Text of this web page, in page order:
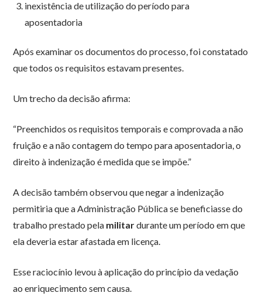
inexistência de utilização do período para
aposentadoria
Após examinar os documentos do processo, foi constatado
que todos os requisitos estavam presentes.
Um trecho da decisão afirma:
“Preenchidos os requisitos temporais e comprovada a não
fruição e a não contagem do tempo para aposentadoria, o
direito à indenização é medida que se impõe.”
A decisão também observou que negar a indenização
permitiria que a Administração Pública se beneficiasse do
trabalho prestado pela militardurante um período em que
ela deveria estar afastada em licença.
Esse raciocínio levou à aplicação do princípio da vedação
ao enriquecimento sem causa.